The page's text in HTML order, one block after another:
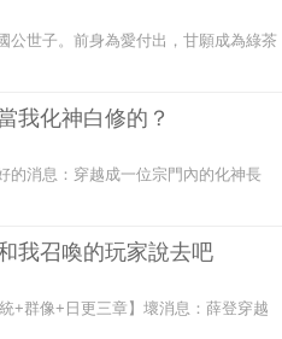
公世子。前身為愛付出，甘願成為綠茶
我化神白修的？
的消息：穿越成一位宗門內的化神長
我召喚的玩家說去吧
+群像+日更三章】壞消息：薛登穿越